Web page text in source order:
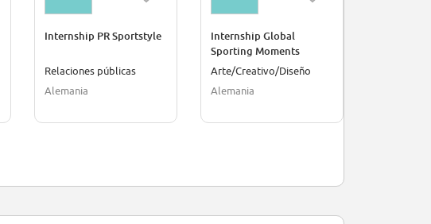
Internship PR Sportstyle
Relaciones públicas
Alemania
Internship Global
Sporting Moments
Arte/Creativo/Diseño
Alemania